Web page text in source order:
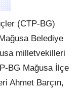
(CTP-BG)
Belediye
milletvekilleri
BG Mağusa İlçe
Ahmet Barçın,